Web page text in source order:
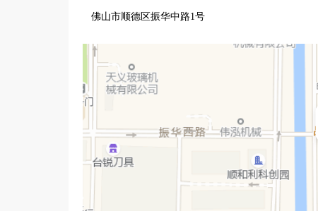
佛山市顺德区振华中路1号